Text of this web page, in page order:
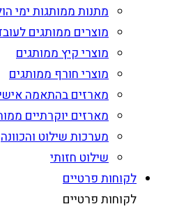
מתנות ממותגות ימי
מוצרים ממותגים
מוצרי קיץ ממותגים
מוצרי חורף ממותגים
מארזים בהתאמה
מארזים יוקרתיים
מערכות שילוט והכוונה
שילוט חזותי
לקוחות פרטיים
לקוחות פרטיים